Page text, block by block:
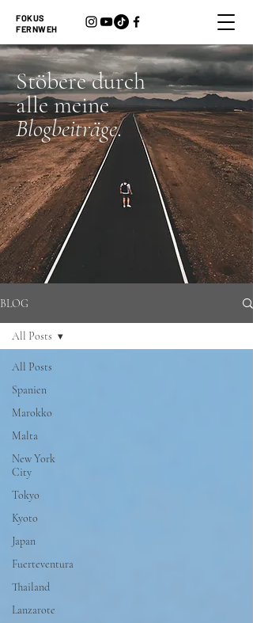
FOKUS
FERNWEH
Stöbere durch
alle meine
Blogbeiträge.
BLOG
All Posts
Spanien
Marokko
Malta
New York
City
Tokyo
Kyoto
Japan
Fuerteventura
Thailand
Lanzarote
All Posts